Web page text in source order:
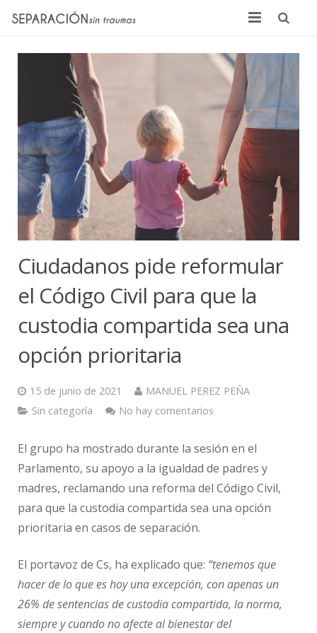
Inicio
Quienes somos
Noticias
Sentencias
Contacto
Ciudadanos pide reformular
el Código Civil para que la
custodia compartida sea una
opción prioritaria
15 de junio de 2021
MANUEL PEREZ PEÑA
Sin categoría
No hay comentarios
El grupo ha mostrado durante la sesión en el
Parlamento, su apoyo a la igualdad de padres y
madres, reclamando una reforma del Código Civil,
para que la custodia compartida sea una opción
prioritaria en casos de separación.
El portavoz de Cs, ha explicado que: “tenemos que
hacer de lo que es hoy una excepción, con apenas un
26% de sentencias de custodia compartida, la norma,
siempre y cuando no afecte al bienestar del